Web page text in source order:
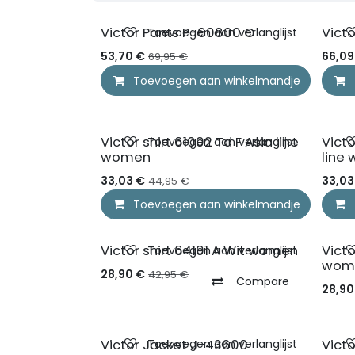
NIEUW
Victor Pants P-60800 C
53,70 € 69,95€
Toevoegen aan winkelmandje
Toevoegen aan verlanglijst NIEUW
66,09
NIEUW
Victor shirt 61002 Td F Asia line
women
33,03 € 44,95€
Toevoegen aan winkelmandje
Toevoegen aan verlanglijst NIEUW
line
33,03
PRE ORDER NU
Victor shirt 64101 A Wit women
28,90 € 42,95€ Compare
Toevoegen aan verlanglijst
28,90
Victor Jacket J-43600
Toevoegen aan verlanglijst